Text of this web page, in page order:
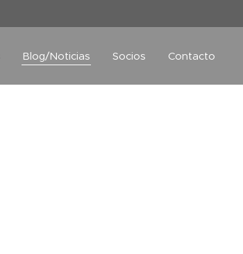
Blog/Noticias Socios Contacto